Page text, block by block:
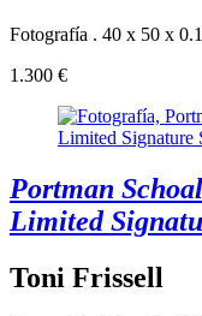
Fotografía . 40 x 50 x
1.300 €
Portman
Limited
Toni Frissell